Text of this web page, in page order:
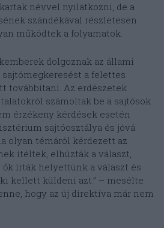
névvel nyilatkozni, de a
szándékával részletesen
működtek a folyamatok.
dolgoznak az állami
a felettes
továbbítani. Az erdészetek
számoltak be a sajtósok
érzékeny kérdések esetén
sajtóosztálya és jóvá
olyan témáról kérdezett az
ítéltek, elhúzták a választ,
írták helyettünk a választ és
kellett küldeni azt.” – mesélte
hogy az új direktíva már nem